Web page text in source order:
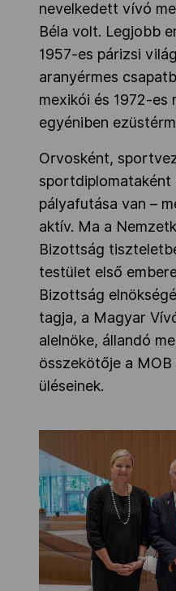
nevelkedett vívó
Béla volt. Legjobb
1957-es párizsi
aranyérmes
mexikói és 1972-es
egyéniben
Orvosként,
sportdiplomataként
pályafutása van –
aktív. Ma a
Bizottság
testület első
Bizottság
tagja, a Magyar
alelnöke, állandó
összekötője a
üléseinek.